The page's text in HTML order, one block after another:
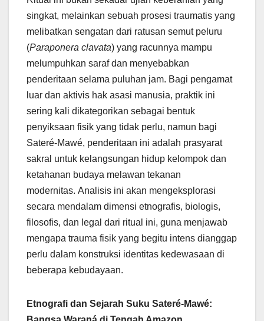
singkat, melainkan sebuah prosesi traumatis yang
melibatkan sengatan dari ratusan semut peluru
(Paraponera clavata) yang racunnya mampu
melumpuhkan saraf dan menyebabkan
penderitaan selama puluhan jam. Bagi pengamat
luar dan aktivis hak asasi manusia, praktik ini
sering kali dikategorikan sebagai bentuk
penyiksaan fisik yang tidak perlu, namun bagi
Sateré-Mawé, penderitaan ini adalah prasyarat
sakral untuk kelangsungan hidup kelompok dan
ketahanan budaya melawan tekanan
modernitas. Analisis ini akan mengeksplorasi
secara mendalam dimensi etnografis, biologis,
filosofis, dan legal dari ritual ini, guna menjawab
mengapa trauma fisik yang begitu intens dianggap
perlu dalam konstruksi identitas kedewasaan di
beberapa kebudayaan.
Etnografi dan Sejarah Suku Sateré-Mawé: